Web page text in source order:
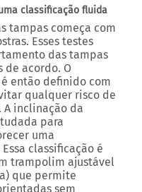
classificação fluida
tampas começa com
Esses testes
das tampas
de acordo. O
então definido com
qualquer risco de
inclinação da
para
uma
classificação é
trampolim ajustável
que permite
sem